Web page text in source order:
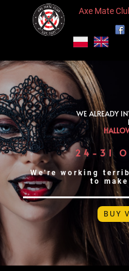
Axe Mate
WE ALREADY
24-31
We're working
to
BUY